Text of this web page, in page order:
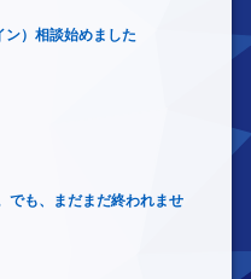
）相談始めました
でも、まだまだ終われませ